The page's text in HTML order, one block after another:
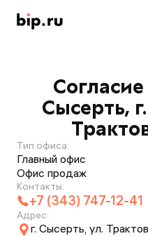
Сысерть,
Тип офиса:
Главный офис
Офис продаж
Контакты:
+7 (343) 747-12-41
Адрес:
г. Сысерть, ул.